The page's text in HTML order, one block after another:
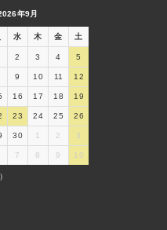
年9月
水 木 金 土
2 3 4 5
9 10 11 12
16 17 18 19
23 24 25 26
30 1 2 3
7 8 9 10